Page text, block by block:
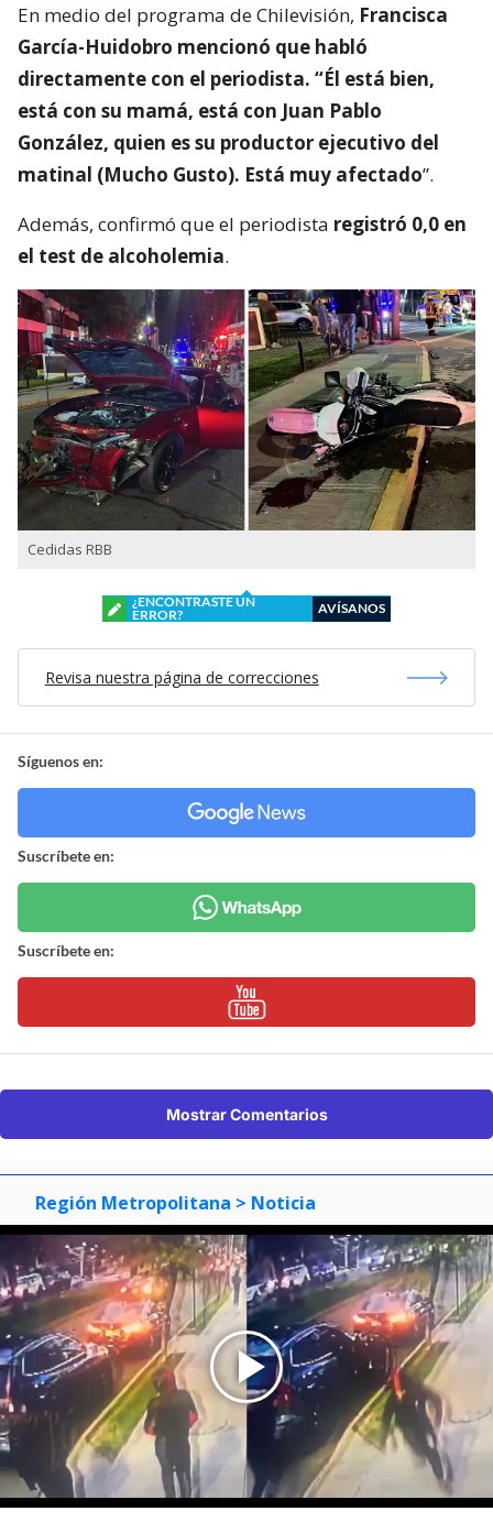
En medio del programa de Chilevisión, Francisca
García-Huidobro mencionó que habló
directamente con el periodista. “Él está bien,
está con su mamá, está con Juan Pablo
González, quien es su productor ejecutivo del
matinal (Mucho Gusto). Está muy afectado”.
Además, confirmó que el periodista registró 0,0 en
el test de alcoholemia.
Cedidas RBB
¿ENCONTRASTE UN
ERROR?
AVÍSANOS
Revisa nuestra página de correcciones
Síguenos en:
Suscríbete en:
Suscríbete en:
Mostrar Comentarios
Región Metropolitana > Noticia